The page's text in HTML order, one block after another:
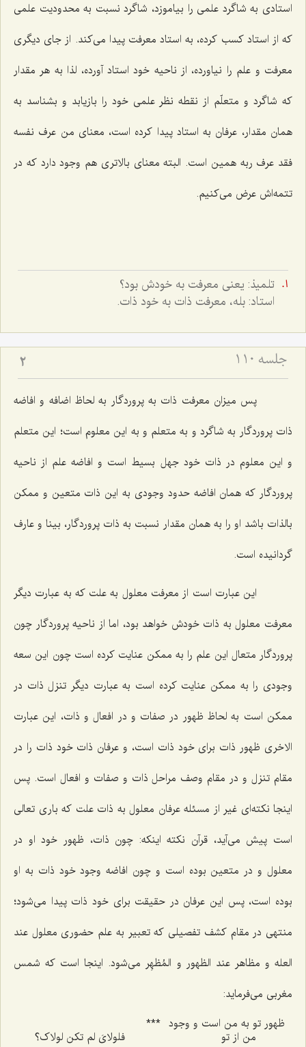
استادى به شاگرد علمى را بیاموزد، شاگرد نسبت به محدودیت علمى
كه از استاد كسب كرده، به استاد معرفت پیدا مى‌كند. از جاى دیگرى
معرفت و علم را نیاورده، از ناحیه خود استاد آورده، لذا به هر مقدار
كه شاگرد و متعلّم از نقطه نظر علمى خود را بازیابد و بشناسد به
همان مقدار، عرفان به استاد پیدا كرده است، معناى من عرف نفسه
فقد عرف ربه همین است. البته معناى بالاترى هم وجود دارد كه در
تتمه‌اش عرض مى‌كنیم.
تلميذ: يعنى معرفت به خودش بود؟
استاد: بله، معرفت ذات به خود ذات.
جلسه ۱۱۰ 2
پس میزان معرفت ذات به پروردگار به لحاظ اضافه و افاضه
ذات پروردگار به شاگرد و به متعلم و به این معلوم است؛ این متعلم
و این معلوم در ذات خود جهل بسیط است و افاضه علم از ناحیه
پروردگار كه همان افاضه حدود وجودى به این ذات متعین و ممكن
بالذات باشد او را به همان مقدار نسبت به ذات پروردگار، بینا و عارف
گردانیده است.
این عبارت است از معرفت معلول به علت كه به عبارت دیگر
معرفت معلول به ذات خودش خواهد بود، اما از ناحیه پروردگار چون
پروردگار متعال این علم را به ممكن عنایت كرده است چون این سعه
وجودى را به ممكن عنایت كرده است به عبارت دیگر تنزل ذات در
ممكن است به لحاظ ظهور در صفات و در افعال و ذات، این عبارت
الاخرى ظهور ذات براى خود ذات است، و عرفان ذات خود ذات را در
مقام تنزل و در مقام وصف مراحل ذات و صفات و افعال است. پس
اینجا نكته‌اى غیر از مسئله عرفان معلول به ذات علت كه بارى تعالى
است پیش مى‌آید، قرآن نكته اینكه: چون ذات، ظهور خود او در
معلول و در متعین بوده است و چون افاضه وجود خود ذات به او
بوده است، پس این عرفان در حقیقت براى خود ذات پیدا مى‌شود؛
منتهى در مقام كشف تفصیلى كه تعبیر به علم حضورى معلول عند
العله و مظاهر عند الظهور و المُظهِر مى‌شود. اینجا است كه شمس
مغربى مى‌فرماید:
ظهور تو به من است و وجود
من از تو
***
فلولاىَ لم تکن لولاک؟